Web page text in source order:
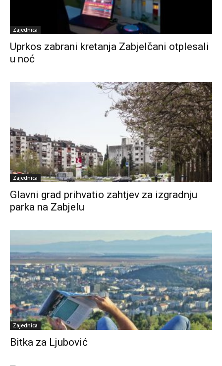
Zajednica
Uprkos zabrani kretanja Zabjelčani otplesali
u noć
Zajednica
Glavni grad prihvatio zahtjev za izgradnju
parka na Zabjelu
Zajednica
Bitka za Ljubović